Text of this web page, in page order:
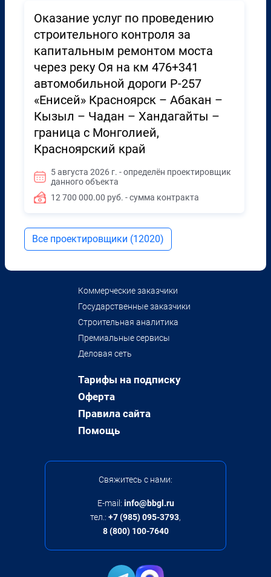
Оказание услуг по проведению
строительного контроля за
капитальным ремонтом моста
через реку Оя на км 476+341
автомобильной дороги Р-257
«Енисей» Красноярск – Абакан –
Кызыл – Чадан – Хандагайты –
граница с Монголией,
Красноярский край
5 августа 2026 г. - определён проектировщик
данного объекта
12 700 000.00 руб. - сумма контракта
Все проектировщики (12020)
Коммерческие заказчики
Государственные заказчики
Строительная аналитика
Премиальные сервисы
Деловая сеть
Тарифы на подписку
Оферта
Правила сайта
Помощь
Свяжитесь с нами:
E-mail: info@bbgl.ru
тел.: +7 (985) 095-3793,
8 (800) 100-7640